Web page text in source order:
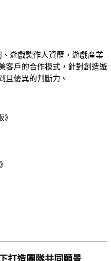
遊戲製作人資歷，遊戲產業
客戶的合作模式，針對創造遊
且優異的判斷力。
》